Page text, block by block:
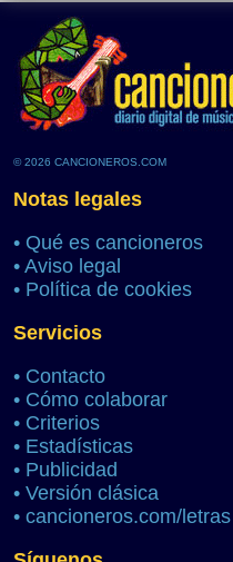
© 2026 CANCIONEROS.COM
Notas legales
• Qué es cancioneros
• Aviso legal
• Política de cookies
Servicios
• Contacto
• Cómo colaborar
• Criterios
• Estadísticas
• Publicidad
• Versión clásica
• cancioneros.com/letras